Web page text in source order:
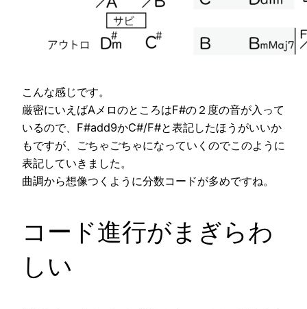
こんな感じです。
厳密にいえばAメロのところはF#の２度の音が入って
いるので、F#add9かC#/F#と表記したほうがいいか
もですが、ごちゃごちゃになっていくのでこのように
表記していきました。
曲調から想像つくように分数コードが多めですね。
コード進行がまぎらわ
しい